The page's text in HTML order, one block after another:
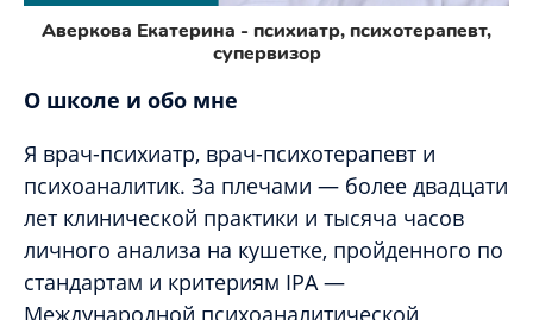
Аверкова Екатерина - психиатр, психотерапевт,
супервизор
О школе и обо мне
Я врач-психиатр, врач-психотерапевт и
психоаналитик. За плечами — более двадцати
лет клинической практики и тысяча часов
личного анализа на кушетке, пройденного по
стандартам и критериям IPA —
Международной психоаналитической